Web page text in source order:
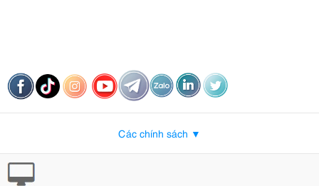
Các chính sách ▼